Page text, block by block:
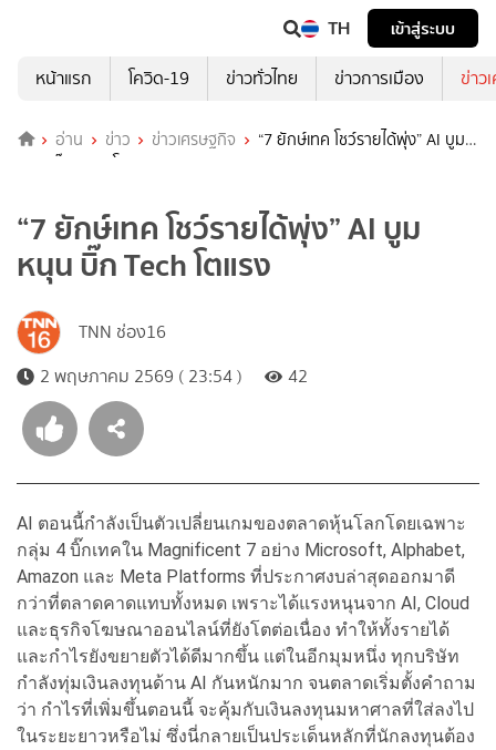
TH
เข้าสู่ระบบ
หน้าแรก
โควิด-19 ข่าวทั่วไทย ข่าวการเมือง ข่าว
อ่าน ข่าว ข่าวเศรษฐกิจ
“7 ยักษ์เทค โชว์รายได้พุ่ง” AI บูม
หนุน บิ๊ก Tech โตแรง
“7 ยักษ์เทค โชว์รายได้พุ่ง” AI บูม
หนุน บิ๊ก Tech โตแรง
TNN ช่อง16
2 พฤษภาคม 2569 ( 23:54 )
42
AI ตอนนี้กำลังเป็นตัวเปลี่ยนเกมของตลาดหุ้นโลกโดยเฉพาะ
กลุ่ม 4 บิ๊กเทคใน Magnificent 7 อย่าง Microsoft, Alphabet,
Amazon และ Meta Platforms ที่ประกาศงบล่าสุดออกมาดี
กว่าที่ตลาดคาดแทบทั้งหมด เพราะได้แรงหนุนจาก AI, Cloud
และธุรกิจโฆษณาออนไลน์ที่ยังโตต่อเนื่อง ทำให้ทั้งรายได้
และกำไรยังขยายตัวได้ดีมากขึ้น แต่ในอีกมุมหนึ่ง ทุกบริษัท
กำลังทุ่มเงินลงทุนด้าน AI กันหนักมาก จนตลาดเริ่มตั้งคำถาม
ว่า กำไรที่เพิ่มขึ้นตอนนี้ จะคุ้มกับเงินลงทุนมหาศาลที่ใส่ลงไป
ในระยะยาวหรือไม่ ซึ่งนี่กลายเป็นประเด็นหลักที่นักลงทุนต้อง